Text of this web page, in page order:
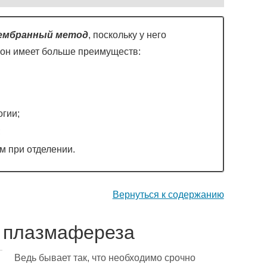
метод, поскольку у него
имеет больше преимуществ:
при отделении.
Вернуться к содержанию
Ведь бывает так, что необходимо срочно